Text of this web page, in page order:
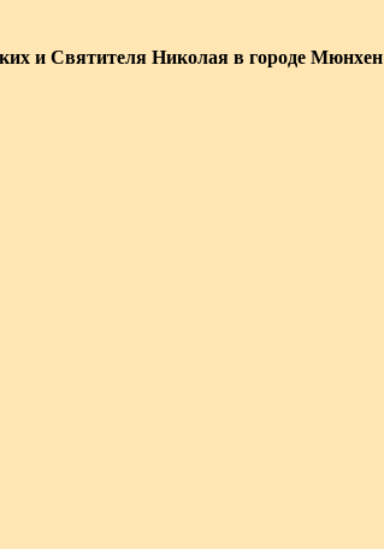
и Святителя Николая в городе Мюнхен